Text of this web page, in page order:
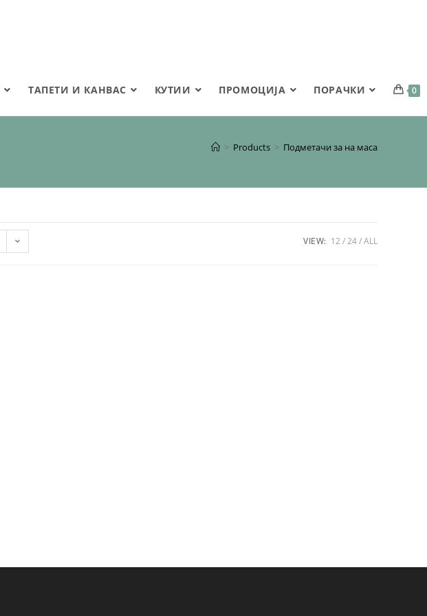
ТАПЕТИ И КАНВАС КУТИИ ПРОМОЦИЈА ПОРАЧКИ 0
> Products > Подметачи за на маса
VIEW: 12 24 ALL